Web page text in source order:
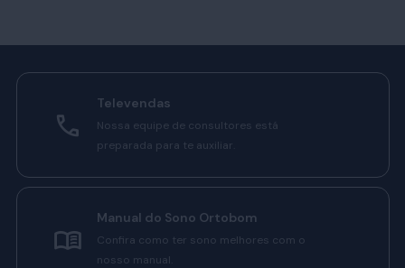
Televendas
Nossa equipe de consultores está
preparada para te auxiliar.
Manual do Sono Ortobom
Confira como ter sono melhores com o
nosso manual.